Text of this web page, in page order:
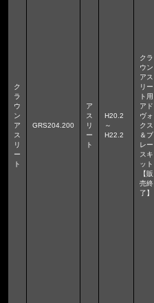
ク
ラ
ウ
ン
ア
ス
リ
ー
ト
GRS204.200
ア
ス
リ
ー
ト
H20.2
～
H22.2
クラ
ウン
アス
リー
ト用
アド
ヴォ
クス
＆ブ
レー
スキ
ット
【販
売終
了】